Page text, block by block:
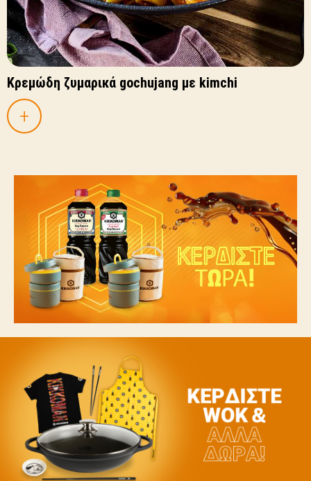
Κρεμώδη ζυμαρικά gochujang με kimchi
+